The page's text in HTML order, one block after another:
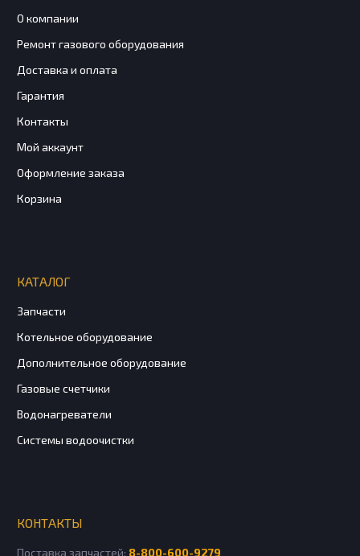
О компании
Ремонт газового оборудования
Доставка и оплата
Гарантия
Контакты
Мой аккаунт
Оформление заказа
Корзина
КАТАЛОГ
Запчасти
Котельное оборудование
Дополнительное оборудование
Газовые счетчики
Водонагреватели
Системы водоочистки
КОНТАКТЫ
Поставка запчастей: 8-800-600-9279